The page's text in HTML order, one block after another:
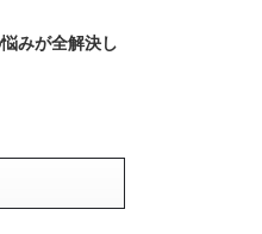
みが全解決し